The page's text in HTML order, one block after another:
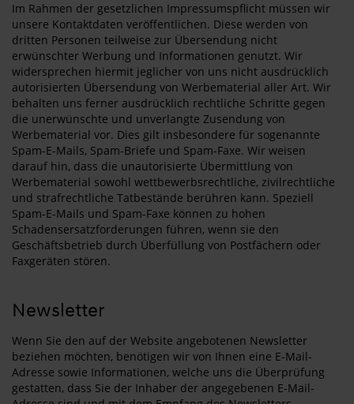
Im Rahmen der gesetzlichen Impressumspflicht müssen wir
unsere Kontaktdaten veröffentlichen. Diese werden von
dritten Personen teilweise zur Übersendung nicht
erwünschter Werbung und Informationen genutzt. Wir
widersprechen hiermit jeglicher von uns nicht ausdrücklich
autorisierten Übersendung von Werbematerial aller Art. Wir
behalten uns ferner ausdrücklich rechtliche Schritte gegen
die unerwünschte und unverlangte Zusendung von
Werbematerial vor. Dies gilt insbesondere für sogenannte
Spam-E-Mails, Spam-Briefe und Spam-Faxe. Wir weisen
darauf hin, dass die unautorisierte Übermittlung von
Werbematerial sowohl wettbewerbsrechtliche, zivilrechtliche
und strafrechtliche Tatbestände berühren kann. Speziell
Spam-E-Mails und Spam-Faxe können zu hohen
Schadensersatzforderungen führen, wenn sie den
Geschäftsbetrieb durch Überfüllung von Postfächern oder
Faxgeräten stören.
Newsletter
Wenn Sie den auf der Website angebotenen Newsletter
beziehen möchten, benötigen wir von Ihnen eine E-Mail-
Adresse sowie Informationen, welche uns die Überprüfung
gestatten, dass Sie der Inhaber der angegebenen E-Mail-